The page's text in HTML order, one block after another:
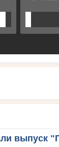
выпуск